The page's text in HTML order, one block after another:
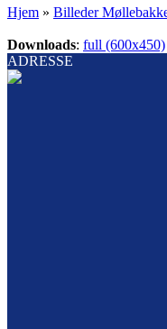
Hjem » Billeder
Downloads: full (600x450)
ADRESSE